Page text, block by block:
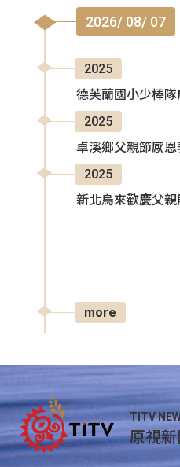
2026/ 08/ 07
2025
德芙蘭國小少棒
2025
卓溪鄉父親節感
2025
新北烏來歡慶父
more
TITV
原視